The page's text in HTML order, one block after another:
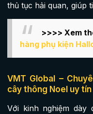
thủ tục hải quan, giúp
>>>> Xem
hàng phụ kiện
VMT Global –
cây thông Noel uy tín
Với kinh nghiệm dày